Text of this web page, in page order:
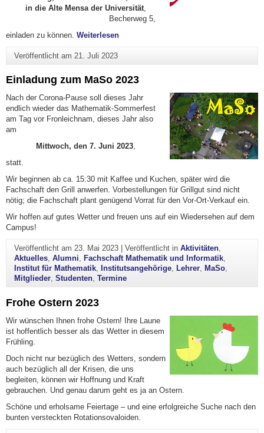
in die Alte Mensa der Universität
Becherweg 5,
einladen zu können. Weiterlesen"4. Mainzer Abend der Mathematiker
Veröffentlicht am 21. Juli 2023
Einladung zum MaSo 2023
Nach der Corona-Pause soll dieses Jahr
endlich wieder das Mathematik-Sommerfest
am Tag vor Fronleichnam, dieses Jahr also
am
Mittwoch, den 7. Juni 2023,
statt.
Wir beginnen ab ca. 15:30 mit Kaffee und Kuchen, später wird die
Fachschaft den Grill anwerfen. Vorbestellungen für Grillgut sind nicht
nötig; die Fachschaft plant genügend Vorrat für den Vor-Ort-Verkauf ein.
Wir hoffen auf gutes Wetter und freuen uns auf ein Wiedersehen auf dem
Campus!
Veröffentlicht am 23. Mai 2023| Veröffentlicht in Aktivitäten,
Aktuelles, Alumni, Fachschaft Mathematik und Informatik,
Institut für Mathematik, Institutsangehörige, Lehrer, MaSo,
Mitglieder, Studenten, Termine
Frohe Ostern 2023
Wir wünschen Ihnen frohe Ostern! Ihre Laune
ist hoffentlich besser als das Wetter in diesem
Frühling.
Doch nicht nur bezüglich des Wetters, sondern
auch bezüglich all der Krisen, die uns
begleiten, können wir Hoffnung und Kraft
gebrauchen. Und genau darum geht es ja an Ostern.
Schöne und erholsame Feiertage – und eine erfolgreiche Suche nach den
bunten versteckten Rotationsovaloiden.